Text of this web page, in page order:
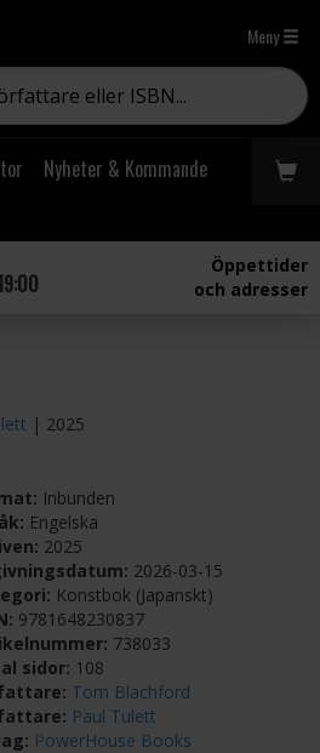
Meny
Nyheter & Kommande
Öppettider
och adresser
| 2025
Inbunden
Engelska
2025
2026-03-15
Konstbok (Japanskt)
9781648230837
738033
sidor: 108
Tom Blachford
Paul Tulett
PowerHouse Books